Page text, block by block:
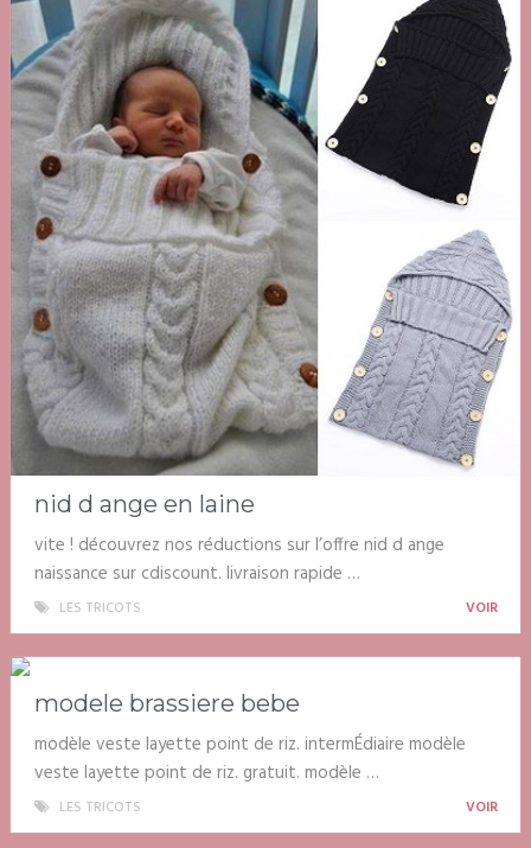
nid d ange en laine
vite ! découvrez nos réductions sur l’offre nid d ange
naissance sur cdiscount. livraison rapide …
LES TRICOTS VOIR
modele brassiere bebe
modèle veste layette point de riz. intermÉdiaire modèle
veste layette point de riz. gratuit. modèle …
LES TRICOTS VOIR